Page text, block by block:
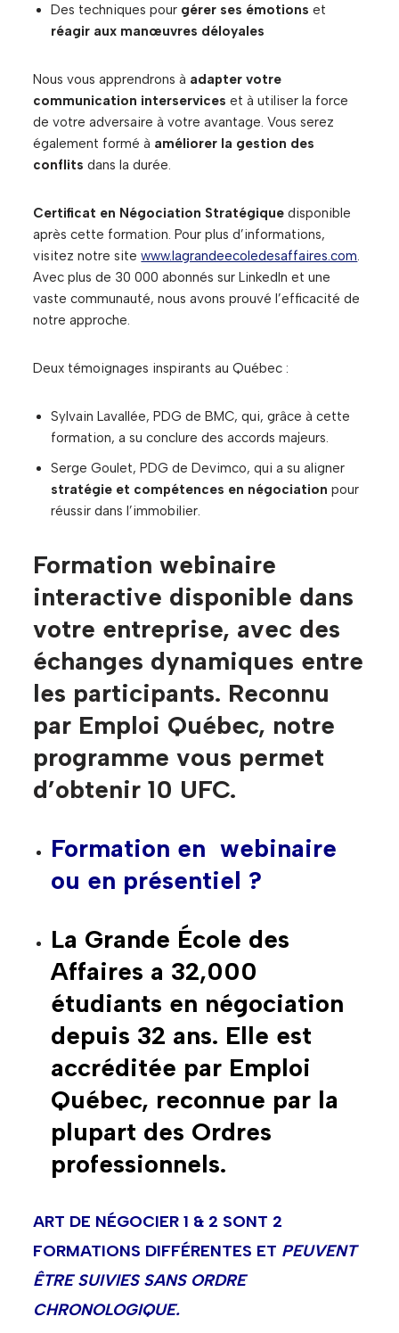
Des techniques pour gérer ses émotions et
réagir aux manœuvres déloyales
Nous vous apprendrons à adapter votre
communication interservices et à utiliser la force
de votre adversaire à votre avantage. Vous serez
également formé à améliorer la gestion des
conflits dans la durée.
Certificat en Négociation Stratégique disponible
après cette formation. Pour plus d’informations,
visitez notre sitewww.lagrandeecoledesaffaires.com.
Avec plus de 30 000 abonnés sur LinkedIn et une
vaste communauté, nous avons prouvé l’efficacité de
notre approche.
Deux témoignages inspirants au Québec :
Sylvain Lavallée, PDG de BMC, qui, grâce à cette
formation, a su conclure des accords majeurs.
Serge Goulet, PDG de Devimco, qui a su aligner
stratégie et compétences en négociation pour
réussir dans l’immobilier.
Formation webinaire
interactive disponible dans
votre entreprise, avec des
échanges dynamiques entre
les participants. Reconnu
par Emploi Québec, notre
programme vous permet
d’obtenir 10 UFC.
Formation en webinaire
ou en présentiel ?
La Grande École des
Affaires a 32,000
étudiants en négociation
depuis 32 ans. Elle est
accréditée par Emploi
Québec, reconnue par la
plupart des Ordres
professionnels.
ART DE NÉGOCIER 1 & 2 SONT 2
FORMATIONS DIFFÉRENTES ET PEUVENT
ÊTRE SUIVIES SANS ORDRE
CHRONOLOGIQUE.